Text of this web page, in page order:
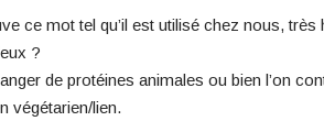
ce mot tel qu’il est utilisé chez nous,
?
de protéines animales ou bien l’on
végétarien/lien.